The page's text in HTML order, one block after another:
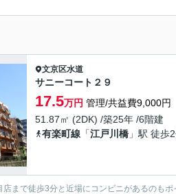
文京区水道
サニーコート２９
17.5万円 管理/共益費9,000円
51.87㎡ (2DK) /築25年 /6階建
有楽町線 「江戸川橋 」駅 徒歩
店まで徒歩3分と近場にコンビニがあるのも